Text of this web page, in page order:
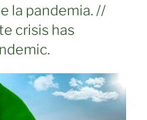
la pandemia. //
crisis has